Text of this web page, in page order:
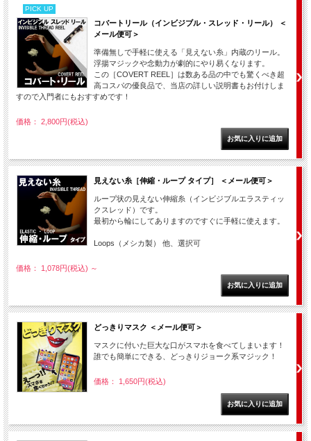
PICK UP
コバートリール（インビジブル・スレッド・リール） ＜
メール便可＞
準備無しで手軽に使える「見えない糸」内蔵のリール。
浮揚マジックや念動力が劇的にやり易くなります。
この［COVERT REEL］は数ある品の中でも驚くべき超
高コスパの優良品で、当店の詳しい説明書もお付けしま
すので入門者にもおすすめです！
価格： 2,800円(税込)
見えない糸［伸縮・ループ タイプ］ ＜メール便可＞
ループ状の見えない伸縮糸（インビジブルエラスティッ
クスレッド）です。
最初から輪にしてありますのですぐに手軽に使えます。
Loops（メシカ製） 他、選択可
価格： 1,078円(税込) ～
どっきりマスク ＜メール便可＞
マスクに付いた巨大な口がスマホを食べてしまいます！
誰でも簡単にできる、どっきりジョーク系マジック！
価格： 1,650円(税込)